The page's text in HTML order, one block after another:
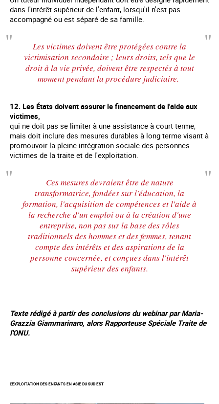
dans l'intérêt supérieur de l'enfant, lorsqu'il n'est pas
accompagné ou est séparé de sa famille.
Les victimes doivent être protégées contre la
victimisation secondaire ; leurs droits, tels que le
droit à la vie privée, doivent être respectés à tout
moment pendant la procédure judiciaire.
12. Les États doivent assurer le financement de l'aide aux
victimes,
qui ne doit pas se limiter à une assistance à court terme,
mais doit inclure des mesures durables à long terme visant à
promouvoir la pleine intégration sociale des personnes
victimes de la traite et de l'exploitation.
Ces mesures devraient être de nature
transformatrice, fondées sur l'éducation, la
formation, l'acquisition de compétences et l'aide à
la recherche d'un emploi ou à la création d'une
entreprise, non pas sur la base des rôles
traditionnels des hommes et des femmes, tenant
compte des intérêts et des aspirations de la
personne concernée, et conçues dans l'intérêt
supérieur des enfants.
Texte rédigé à partir des conclusions du webinar par Maria-
Grazzia Giammarinaro, alors Rapporteuse Spéciale Traite de
l'ONU.
L'EXPLOITATION DES ENFANTS EN ASIE DU SUD EST